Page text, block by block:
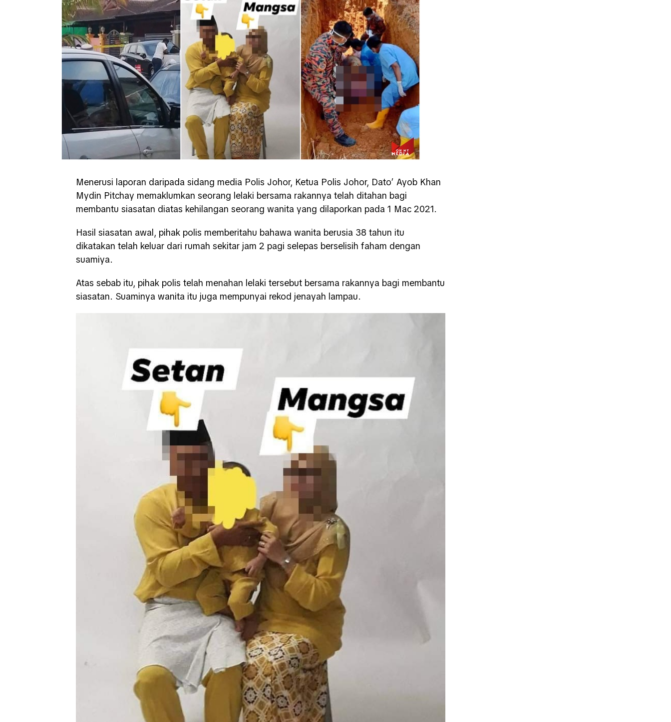
Menerusi laporan daripada sidang media Polis Johor, Ketua Polis Johor, Dato’ Ayob Khan
Mydin Pitchay memaklumkan seorang lelaki bersama rakannya telah ditahan bagi
membantu siasatan diatas kehilangan seorang wanita yang dilaporkan pada 1 Mac 2021.
Hasil siasatan awal, pihak polis memberitahu bahawa wanita berusia 38 tahun itu
dikatakan telah keluar dari rumah sekitar jam 2 pagi selepas berselisih faham dengan
suamiya.
Atas sebab itu, pihak polis telah menahan lelaki tersebut bersama rakannya bagi membantu
siasatan. Suaminya wanita itu juga mempunyai rekod jenayah lampau.